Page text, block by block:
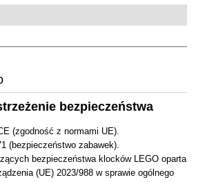
bezpieczeństwa
(zgodność z normami UE).
(bezpieczeństwo zabawek).
bezpieczeństwa klocków LEGO oparta
(UE) 2023/988 w sprawie ogólnego